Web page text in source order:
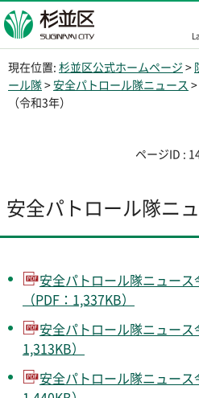
杉並区
現在位置: 杉並区公式ホームページ >
ール隊>安全パトロール隊ニュース
（令和3年）
ページID :
安全パトロール隊ニ
安全パトロール隊ニュース
（PDF：1,337KB）
安全パトロール隊ニュース
1,313KB）
安全パトロール隊ニュース